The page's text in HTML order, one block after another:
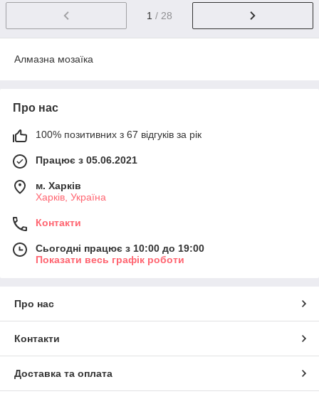
1 / 28
Алмазна мозаїка
Про нас
100% позитивних з 67 відгуків за рік
Працює з 05.06.2021
м. Харків
Харків, Україна
Контакти
Сьогодні працює з 10:00 до 19:00
Показати весь графік роботи
Про нас
Контакти
Доставка та оплата